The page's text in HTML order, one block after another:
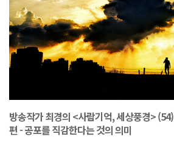
방송작가 최경의 <사람기억, 세상풍경>
편 - 공포를 직감한다는 것의 의미